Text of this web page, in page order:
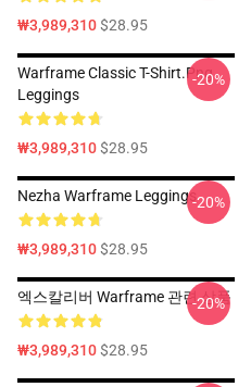
₩3,989,310$28.95
Warframe Classic T-Shirt.png
Leggings
₩3,989,310$28.95
-20%
Nezha Warframe Leggings
₩3,989,310$28.95
-20%
엑스칼리버 Warframe 관련 상품
₩3,989,310$28.95
-20%